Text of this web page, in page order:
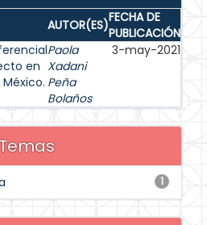
AUTOR(ES)FECHA DE
PUBLICACIÓN
en
Paola
Xadani
Peña
Bolaños
3-may-2021
1